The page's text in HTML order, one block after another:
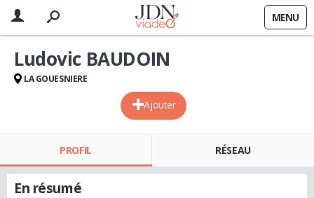
MENU
Ajouter
Ludovic BAUDOIN
LA GOUESNIERE
PROFIL RÉSEAU
En résumé